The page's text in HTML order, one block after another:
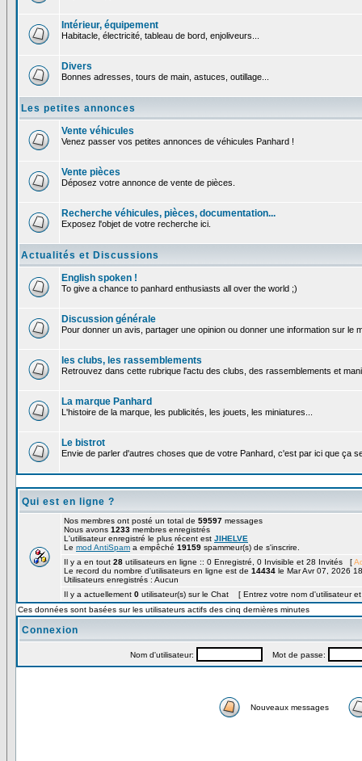
Intérieur, équipement
Habitacle, électricité, tableau de bord, enjoliveurs...
Divers
Bonnes adresses, tours de main, astuces, outillage...
Les petites annonces
Vente véhicules
Venez passer vos petites annonces de véhicules Panhard !
Vente pièces
Déposez votre annonce de vente de pièces.
Recherche véhicules, pièces, documentation...
Exposez l'objet de votre recherche ici.
Actualités et Discussions
English spoken !
To give a chance to panhard enthusiasts all over the world ;)
Discussion générale
Pour donner un avis, partager une opinion ou donner une information sur le
les clubs, les rassemblements
Retrouvez dans cette rubrique l'actu des clubs, des rassemblements et
La marque Panhard
L'histoire de la marque, les publicités, les jouets, les miniatures...
Le bistrot
Envie de parler d'autres choses que de votre Panhard, c'est par ici que ça
Qui est en ligne ?
Nos membres ont posté un total de 59597 messages
Nous avons 1233 membres enregistrés
L'utilisateur enregistré le plus récent est JIHELVE
Le mod AntiSpam a empêché 19159 spammeur(s) de s'inscrire.
Il y a en tout 28 utilisateurs en ligne :: 0 Enregistré, 0 Invisible et 28 Invités [
Le record du nombre d'utilisateurs en ligne est de 14434 le Mar Avr 07, 2026
Utilisateurs enregistrés : Aucun
Il y a actuellement 0 utilisateur(s) sur le Chat [ Entrez votre nom d'utilisateur
Ces données sont basées sur les utilisateurs actifs des cinq dernières minutes
Connexion
Nom d'utilisateur: Mot de passe:
Nouveaux messages